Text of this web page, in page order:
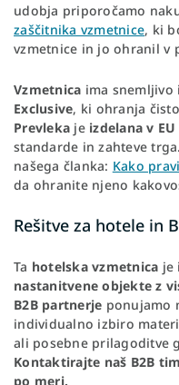
udobja priporočamo
zaščitnika vzmetnice, ki
vzmetnice in jo ohranil v
Vzmetnica ima snemljivo
Exclusive, ki ohranja
Prevleka je izdelana v EU
standarde in zahteve
našega članka: Kako
da ohranite njeno
Rešitve za hotele in
Ta hotelska vzmetnica je
nastanitvene objekte z
B2B partnerje ponujamo
individualno izbiro
ali posebne prilagoditve
Kontaktirajte naš B2B
po meri.